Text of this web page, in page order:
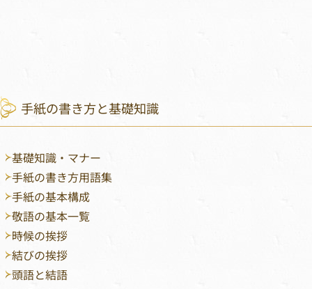
手紙の書き方と基礎知識
基礎知識・マナー
手紙の書き方用語集
手紙の基本構成
敬語の基本一覧
時候の挨拶
結びの挨拶
頭語と結語